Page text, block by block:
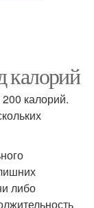
калорий
калорий.
либо